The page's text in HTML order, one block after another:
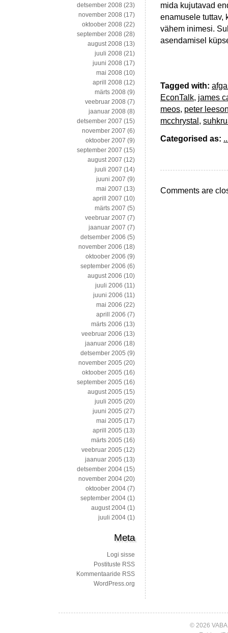
mida kujutavad
enamusele tuttav,
vähem inimesi.
asendamisel
Tagged with:
EconTalk, james
meos, peter
mcchrystal,
Categorised as:
Comments are
detsember 2008 (23)
november 2008 (17)
oktoober 2008 (22)
september 2008 (28)
august 2008 (13)
juuli 2008 (21)
juuni 2008 (17)
mai 2008 (10)
aprill 2008 (12)
märts 2008 (9)
veebruar 2008 (7)
jaanuar 2008 (8)
detsember 2007 (15)
november 2007 (6)
oktoober 2007 (9)
september 2007 (15)
august 2007 (12)
juuli 2007 (14)
juuni 2007 (9)
mai 2007 (13)
aprill 2007 (10)
märts 2007 (5)
veebruar 2007 (7)
jaanuar 2007 (7)
detsember 2006 (5)
november 2006 (18)
oktoober 2006 (9)
september 2006 (6)
august 2006 (10)
juuli 2006 (11)
juuni 2006 (11)
mai 2006 (22)
aprill 2006 (7)
märts 2006 (13)
veebruar 2006 (13)
jaanuar 2006 (18)
detsember 2005 (9)
november 2005 (20)
oktoober 2005 (16)
september 2005 (16)
august 2005 (15)
juuli 2005 (20)
juuni 2005 (27)
mai 2005 (17)
aprill 2005 (13)
märts 2005 (16)
veebruar 2005 (12)
jaanuar 2005 (13)
detsember 2004 (15)
november 2004 (20)
oktoober 2004 (7)
september 2004 (1)
august 2004 (1)
juuli 2004 (1)
Meta
Logi sisse
Postituste RSS
Kommentaaride RSS
WordPress.org
© 2026